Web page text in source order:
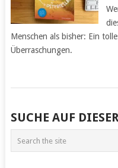
Menschen als bisher: Ein
Überraschungen.
POSTS
NAVIGATION
SUCHE AUF